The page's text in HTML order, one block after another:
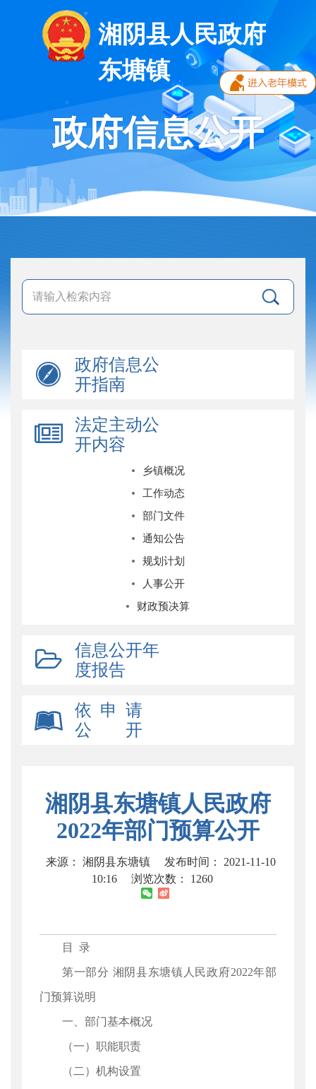
湘阴县人民政府
东塘镇
政府信息公开
政府信息公
开指南
法定主动公
开内容
乡镇概况
工作动态
部门文件
通知公告
规划计划
人事公开
财政预决算
信息公开年
度报告
依 申 请
公 开
湘阴县东塘镇人民政府
2022年部门预算公开
来源： 湘阴县东塘镇
发布时间： 2021-11-10
10:16
浏览次数： 1260
目 录
第一部分 湘阴县东塘镇人民政府2022年部
门预算说明
一、部门基本概况
（一）职能职责
（二）机构设置